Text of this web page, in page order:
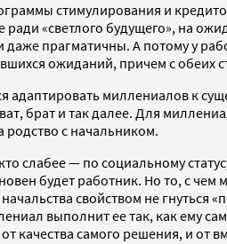
стимулирования и
«светлого будущего», на
прагматичны. А потому у
ожиданий, причем с обеих
адаптировать миллениалов к
брат и так далее. Для
родство с начальником.
слабее — по социальному
будет работник. Но то, с
свойством не гнуться
выполнит ее так, как ему
качества самого решения, и от